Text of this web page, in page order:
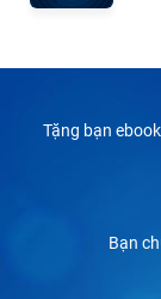
Tặng bạn
Bạn